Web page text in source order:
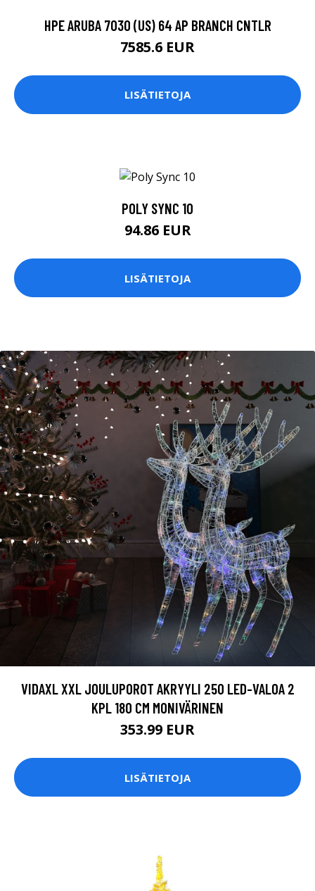
HPE ARUBA 7030 (US) 64 AP BRANCH CNTLR
7585.6 EUR
LISÄTIETOJA
POLY SYNC 10
94.86 EUR
LISÄTIETOJA
VIDAXL XXL JOULUPOROT AKRYYLI 250 LED-VALOA 2
KPL 180 CM MONIVÄRINEN
353.99 EUR
LISÄTIETOJA